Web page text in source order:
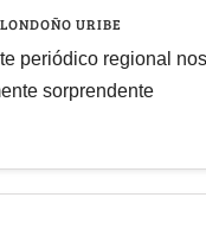
URIBE
periódico regional
sorprendente